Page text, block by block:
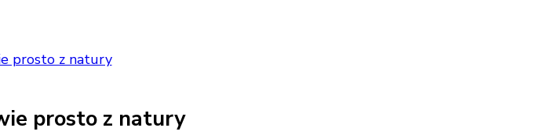
prosto z natury
prosto z natury